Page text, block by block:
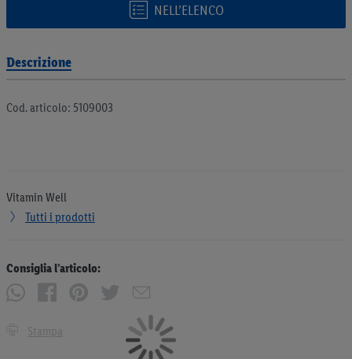
NELL’ELENCO
Descrizione
Cod. articolo: 5109003
Vitamin Well
Tutti i prodotti
Consiglia l’articolo:
Stampa